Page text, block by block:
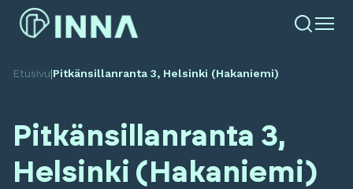
Etusivu|Pitkänsillanranta 3, Helsinki (Hakaniemi)
Pitkänsillanranta 3,
Helsinki (Hakaniemi)